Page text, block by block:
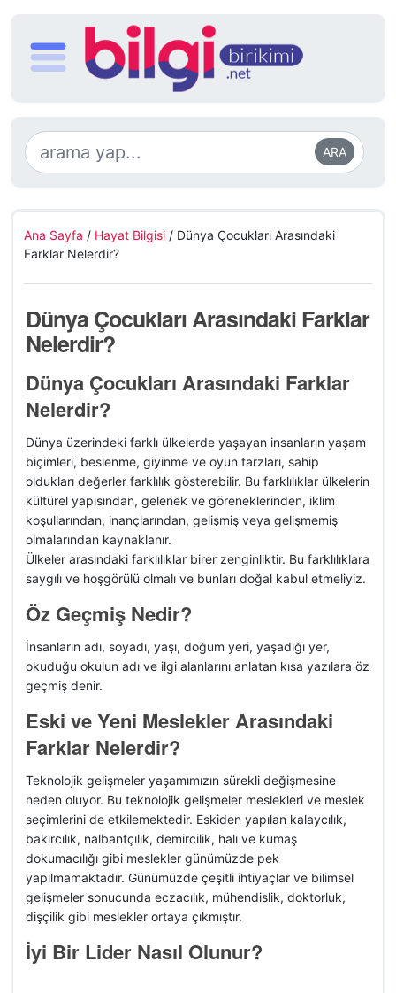
ARA
Ana Sayfa / Hayat Bilgisi / Dünya Çocukları Arasındaki
Farklar Nelerdir?
Dünya Çocukları Arasındaki Farklar
Nelerdir?
Dünya Çocukları Arasındaki Farklar
Nelerdir?
Dünya üzerindeki farklı ülkelerde yaşayan insanların yaşam
biçimleri, beslenme, giyinme ve oyun tarzları, sahip
oldukları değerler farklılık gösterebilir. Bu farklılıklar ülkelerin
kültürel yapısından, gelenek ve göreneklerinden, iklim
koşullarından, inançlarından, gelişmiş veya gelişmemiş
olmalarından kaynaklanır.
Ülkeler arasındaki farklılıklar birer zenginliktir. Bu farklılıklara
saygılı ve hoşgörülü olmalı ve bunları doğal kabul etmeliyiz.
Öz Geçmiş Nedir?
İnsanların adı, soyadı, yaşı, doğum yeri, yaşadığı yer,
okuduğu okulun adı ve ilgi alanlarını anlatan kısa yazılara öz
geçmiş denir.
Eski ve Yeni Meslekler Arasındaki
Farklar Nelerdir?
Teknolojik gelişmeler yaşamımızın sürekli değişmesine
neden oluyor. Bu teknolojik gelişmeler meslekleri ve meslek
seçimlerini de etkilemektedir. Eskiden yapılan kalaycılık,
bakırcılık, nalbantçılık, demircilik, halı ve kumaş
dokumacılığı gibi meslekler günümüzde pek
yapılmamaktadır. Günümüzde çeşitli ihtiyaçlar ve bilimsel
gelişmeler sonucunda eczacılık, mühendislik, doktorluk,
dişçilik gibi meslekler ortaya çıkmıştır.
İyi Bir Lider Nasıl Olunur?